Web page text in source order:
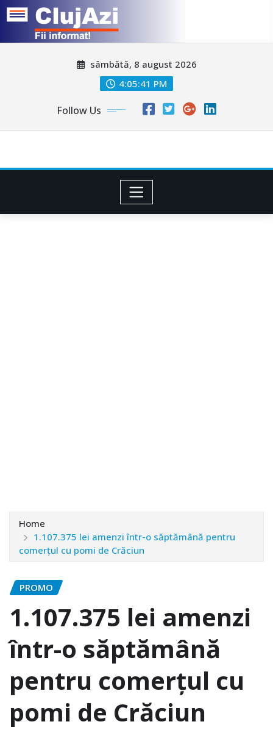
sâmbătă, 8 august 2026
4:05:43 PM
Follow Us
Home
1.107.375 lei amenzi într-o săptămână pentru
comerţul cu pomi de Crăciun
PROMO
1.107.375 lei amenzi
într-o săptămână
pentru comerţul cu
pomi de Crăciun